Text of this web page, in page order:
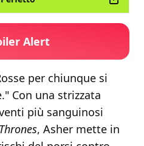
Alert
per chiunque si
Con una strizzata
più sanguinosi
, Asher mette in